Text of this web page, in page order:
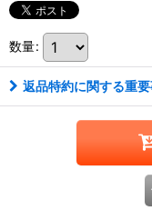
数量:
返品特約に関する重